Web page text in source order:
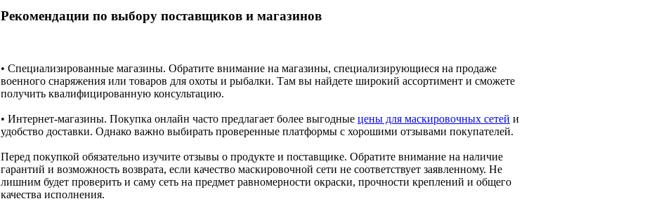
Рекомендации по выбору поставщиков и магазинов
• Специализированные магазины. Обратите внимание на магазины, специализирующиеся на продаже
военного снаряжения или товаров для охоты и рыбалки. Там вы найдете широкий ассортимент и сможете
получить квалифицированную консультацию.
• Интернет-магазины. Покупка онлайн часто предлагает более выгодные цены для маскировочных сетей и
удобство доставки. Однако важно выбирать проверенные платформы с хорошими отзывами покупателей.
Перед покупкой обязательно изучите отзывы о продукте и поставщике. Обратите внимание на наличие
гарантий и возможность возврата, если качество маскировочной сети не соответствует заявленному. Не
лишним будет проверить и саму сеть на предмет равномерности окраски, прочности креплений и общего
качества исполнения.